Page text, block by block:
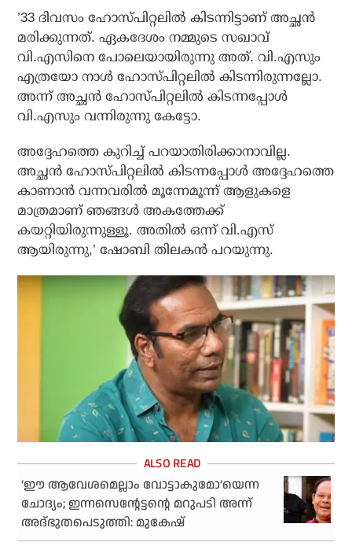
’33 ദിവസം ഹോസ്പിറ്റലില്‍ കിടന്നിട്ടാണ് അച്ഛന്‍
മരിക്കുന്നത്. ഏകദേശം നമ്മുടെ സഖാവ്
വി.എസിനെ പോലെയായിരുന്നു അത്. വി.എസും
എത്രയോ നാള്‍ ഹോസ്പിറ്റലില്‍ കിടന്നിരുന്നല്ലോ.
അന്ന് അച്ഛന്‍ ഹോസ്പിറ്റലില്‍ കിടന്നപ്പോള്‍
വി.എസും വന്നിരുന്നു കേട്ടോ.
അദ്ദേഹത്തെ കുറിച്ച് പറയാതിരിക്കാനാവില്ല.
അച്ഛന്‍ ഹോസ്പിറ്റലില്‍ കിടന്നപ്പോള്‍ അദ്ദേഹത്തെ
കാണാന്‍ വന്നവരില്‍ മൂന്നേമൂന്ന് ആളുകളെ
മാത്രമാണ് ഞങ്ങള്‍ അകത്തേക്ക്
കയറ്റിയിരുന്നുള്ളൂ. അതില്‍ ഒന്ന് വി.എസ്
ആയിരുന്നു,’ ഷോബി തിലകന്‍ പറയുന്നു.
‘ഈ ആവേശമെല്ലാം വോട്ടാകുമോ’യെന്ന
ചോദ്യം; ഇന്നസെന്റേട്ടന്റെ മറുപടി അന്ന്
അദ്ഭുതപെടുത്തി: മുകേഷ്